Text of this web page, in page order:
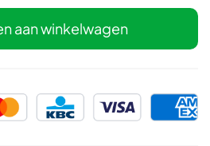
aan winkelwagen